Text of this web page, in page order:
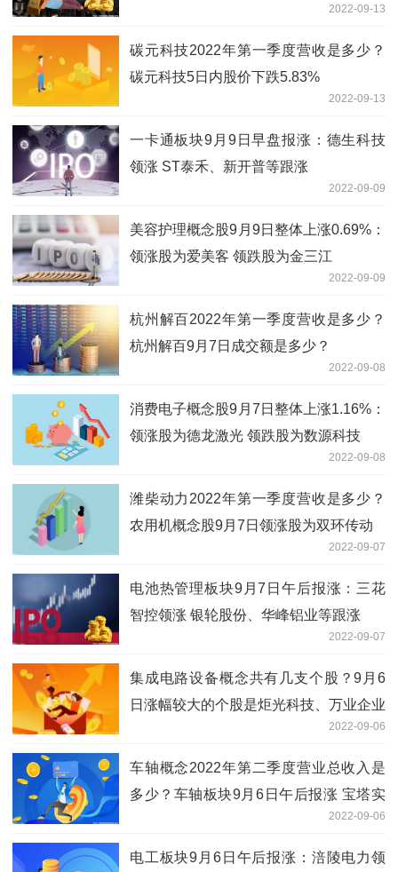
2022-09-13
碳元科技2022年第一季度营收是多少？
碳元科技5日内股价下跌5.83%
2022-09-13
一卡通板块9月9日早盘报涨：德生科技
领涨 ST泰禾、新开普等跟涨
2022-09-09
美容护理概念股9月9日整体上涨0.69%：
领涨股为爱美客 领跌股为金三江
2022-09-09
杭州解百2022年第一季度营收是多少？
杭州解百9月7日成交额是多少？
2022-09-08
消费电子概念股9月7日整体上涨1.16%：
领涨股为德龙激光 领跌股为数源科技
2022-09-08
潍柴动力2022年第一季度营收是多少？
农用机概念股9月7日领涨股为双环传动
2022-09-07
电池热管理板块9月7日午后报涨：三花
智控领涨 银轮股份、华峰铝业等跟涨
2022-09-07
集成电路设备概念共有几支个股？9月6
日涨幅较大的个股是炬光科技、万业企业
2022-09-06
车轴概念2022年第二季度营业总收入是
多少？车轴板块9月6日午后报涨 宝塔实
2022-09-06
电工板块9月6日午后报涨：涪陵电力领